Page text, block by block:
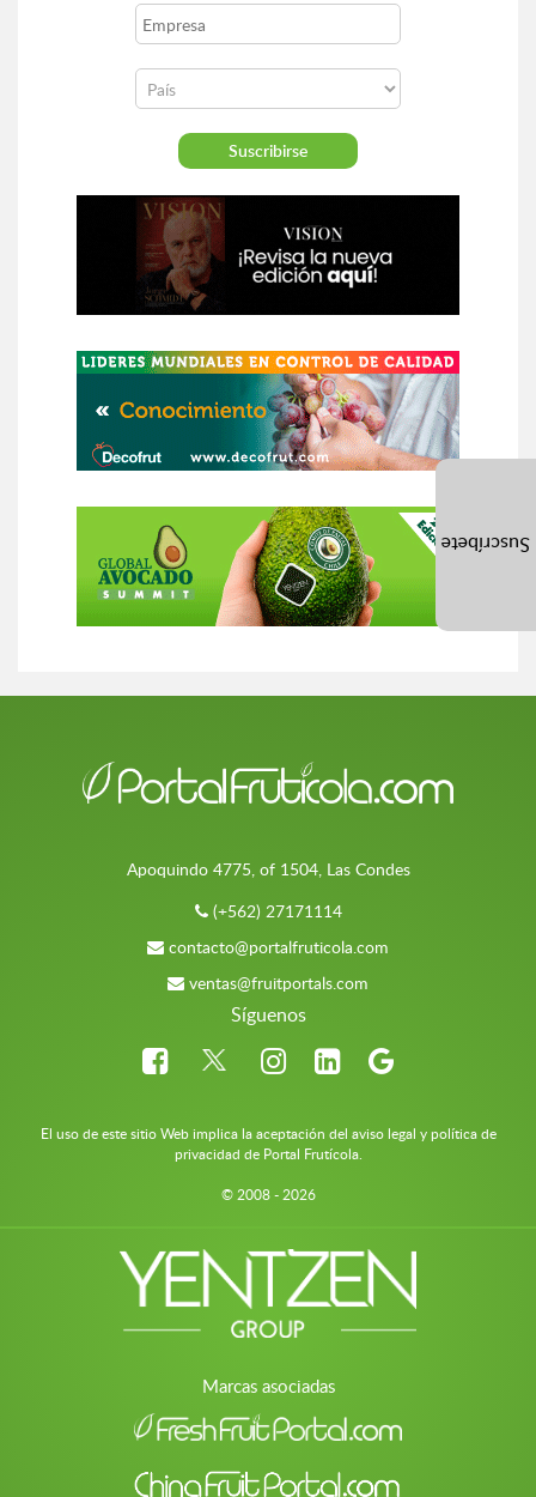
Apoquindo 4775, of 1504, Las Condes
(+562) 27171114
contacto@portalfruticola.com
ventas@fruitportals.com
Síguenos
El uso de este sitio Web implica la aceptación del aviso legal y política de
privacidad de Portal Frutícola.
© 2008 - 2026
Marcas asociadas
Suscríbete